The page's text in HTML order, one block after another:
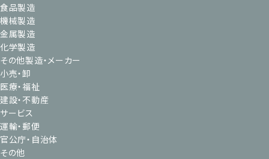
食品製造
機械製造
金属製造
化学製造
その他製造・メーカー
小売・卸
医療・福祉
建設・不動産
サービス
運輸・郵便
官公庁・自治体
その他